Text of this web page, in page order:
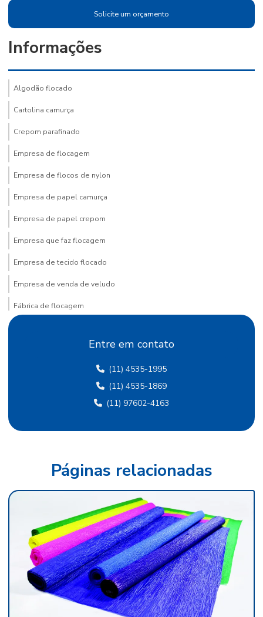
Solicite um orçamento
Informações
Algodão flocado
Cartolina camurça
Crepom parafinado
Empresa de flocagem
Empresa de flocos de nylon
Empresa de papel camurça
Empresa de papel crepom
Empresa que faz flocagem
Empresa de tecido flocado
Empresa de venda de veludo
Fábrica de flocagem
Fábrica de papel crepom em sp
Fábrica de papel de seda sp
Fábrica de veludo
Fábrica de veludo sintético
Fábrica de veludo em sp
Fabricante de papel camurça
Fabricante de papel crepom
Fabricante papel de seda
Entre em contato
(11) 4535-1995
(11) 4535-1869
(11) 97602-4163
Páginas relacionadas